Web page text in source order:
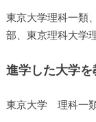
東京大学理科一類
部、東京理科大学
進学した大学
東京大学 理科一